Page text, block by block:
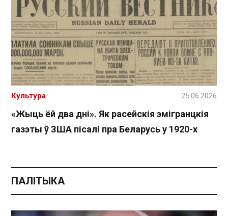
«Жыць ёй два дні». Як расейскія эмігранцкія
газэты ў ЗША пісалі пра Беларусь у 1920-х
Культура 25.06.2026
ПАЛІТЫКА